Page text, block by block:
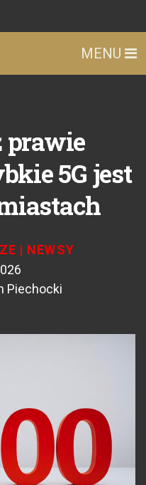
MENU
prawie
5G jest
| NEWSY
Piechocki